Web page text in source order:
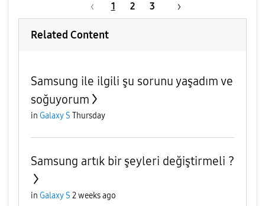
1 2 3
Related Content
Samsung ile ilgili şu sorunu yaşadım ve
soğuyorum
in Galaxy S Thursday
Samsung artık bir şeyleri değiştirmeli ?
in Galaxy S 2 weeks ago